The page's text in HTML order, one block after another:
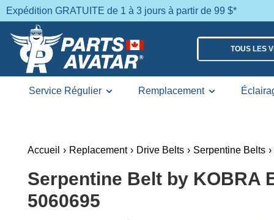
Expédition GRATUITE de 1 à 3 jours à partir de 99 $*
TOUS LES
Service Régulier Remplacement
Accueil › Replacement › Drive Belts › Serpentine Belts ›
Serpentine Belt by KOBRA
5060695